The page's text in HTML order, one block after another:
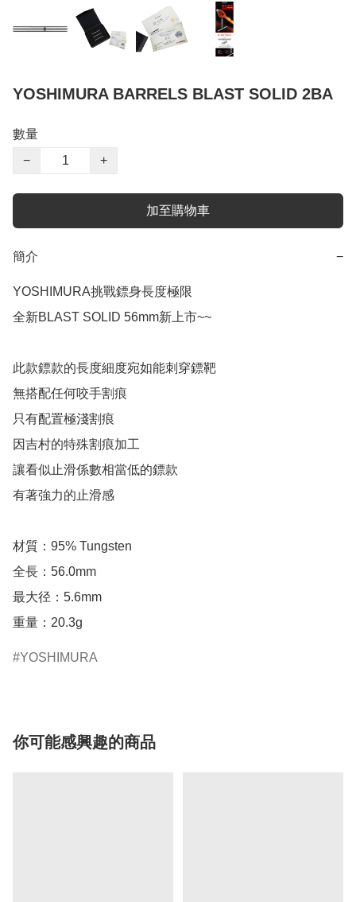
YOSHIMURA BARRELS BLAST SOLID 2BA
數量
−
+
加至購物車
簡介 −
YOSHIMURA挑戰鏢身長度極限
全新BLAST SOLID 56mm新上市~~
此款鏢款的長度細度宛如能刺穿鏢靶
無搭配任何咬手割痕
只有配置極淺割痕
因吉村的特殊割痕加工
讓看似止滑係數相當低的鏢款
有著強力的止滑感
材質：95% Tungsten
全長：56.0mm
最大径：5.6mm
重量：20.3g
YOSHIMURA
你可能感興趣的商品